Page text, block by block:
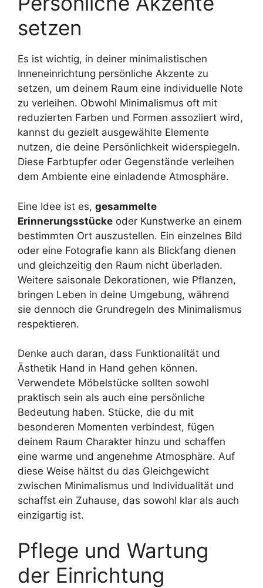
setzen
Es ist wichtig, in deiner minimalistischen
Inneneinrichtung persönliche Akzente zu
setzen, um deinem Raum eine individuelle Note
zu verleihen. Obwohl Minimalismus oft mit
reduzierten Farben und Formen assoziiert wird,
kannst du gezielt ausgewählte Elemente
nutzen, die deine Persönlichkeit widerspiegeln.
Diese Farbtupfer oder Gegenstände verleihen
dem Ambiente eine einladende Atmosphäre.
Eine Idee ist es, gesammelte
Erinnerungsstücke oder Kunstwerke an einem
bestimmten Ort auszustellen. Ein einzelnes Bild
oder eine Fotografie kann als Blickfang dienen
und gleichzeitig den Raum nicht überladen.
Weitere saisonale Dekorationen, wie Pflanzen,
bringen Leben in deine Umgebung, während
sie dennoch die Grundregeln des Minimalismus
respektieren.
Denke auch daran, dass Funktionalität und
Ästhetik Hand in Hand gehen können.
Verwendete Möbelstücke sollten sowohl
praktisch sein als auch eine persönliche
Bedeutung haben. Stücke, die du mit
besonderen Momenten verbindest, fügen
deinem Raum Charakter hinzu und schaffen
eine warme und angenehme Atmosphäre. Auf
diese Weise hältst du das Gleichgewicht
zwischen Minimalismus und Individualität und
schaffst ein Zuhause, das sowohl klar als auch
einzigartig ist.
Pflege und Wartung
der Einrichtung